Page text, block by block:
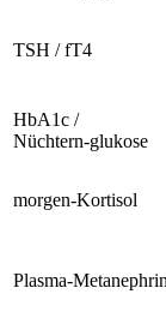
TSH /‌ fT4
HbA1c⁣ / ​
Nüchtern‑glukose
morgen‑Kortisol